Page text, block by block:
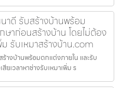
าดี รับสร้างบ้านพร้อม
ษาก่อนสร้างบ้าน โดยไม่ต้อง
ม รับเหมาสร้างบ้าน.com
างบ้านพร้อมตกแต่งภายใน และรับ
ยเวลาหาช่างรับเหมาเพิ่ม ร